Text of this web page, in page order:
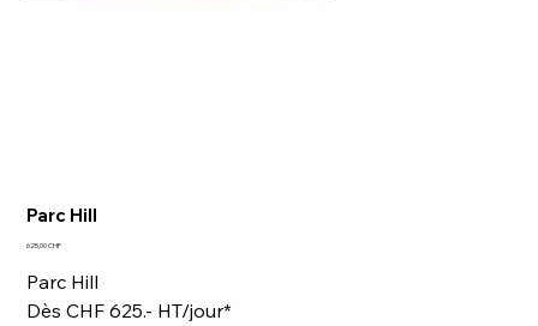
Parc Hill
Prix
625,00 CHF
Parc Hill
Dès CHF 625.- HT/jour*